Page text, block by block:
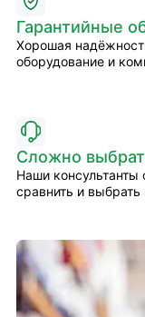
Гарантийные
Хорошая
оборудование и
Сложно
Наши консультанты
сравнить и